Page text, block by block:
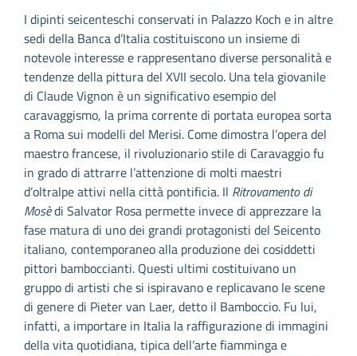
I dipinti seicenteschi conservati in Palazzo Koch e in altre
sedi della Banca d’Italia costituiscono un insieme di
notevole interesse e rappresentano diverse personalità e
tendenze della pittura del XVII secolo. Una tela giovanile
di Claude Vignon è un significativo esempio del
caravaggismo, la prima corrente di portata europea sorta
a Roma sui modelli del Merisi. Come dimostra l’opera del
maestro francese, il rivoluzionario stile di Caravaggio fu
in grado di attrarre l’attenzione di molti maestri
d’oltralpe attivi nella città pontificia. Il Ritrovamento di
Mosèdi Salvator Rosa permette invece di apprezzare la
fase matura di uno dei grandi protagonisti del Seicento
italiano, contemporaneo alla produzione dei cosiddetti
pittori bamboccianti. Questi ultimi costituivano un
gruppo di artisti che si ispiravano e replicavano le scene
di genere di Pieter van Laer, detto il Bamboccio. Fu lui,
infatti, a importare in Italia la raffigurazione di immagini
della vita quotidiana, tipica dell’arte fiamminga e